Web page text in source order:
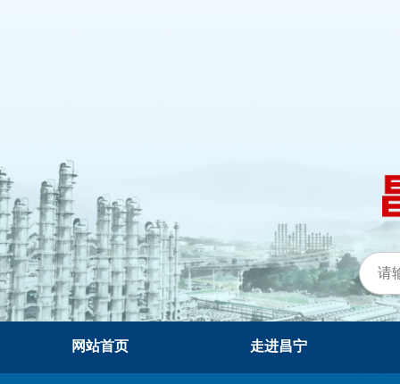
网站首页 走进昌宁